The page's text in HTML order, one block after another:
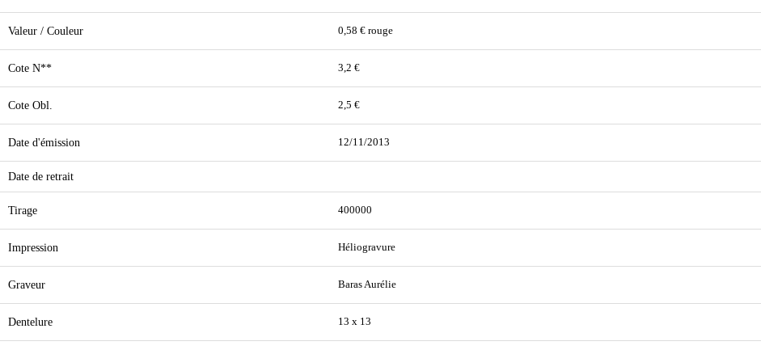
Valeur / Couleur 0,58 € rouge
Cote N** 3,2 €
Cote Obl. 2,5 €
Date d'émission 12/11/2013
Date de retrait
Tirage 400000
Impression Héliogravure
Graveur Baras Aurélie
Dentelure 13 x 13